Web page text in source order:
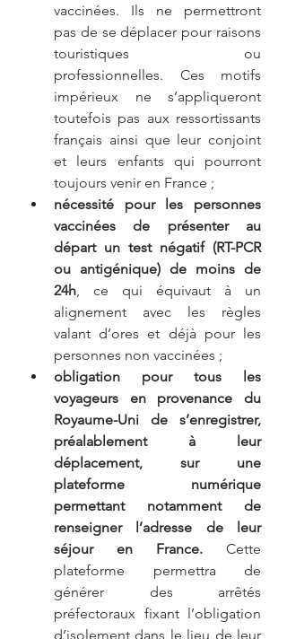
vaccinées. Ils ne permettront
pas de se déplacer pour raisons
touristiques ou
professionnelles. Ces motifs
impérieux ne s’appliqueront
toutefois pas aux ressortissants
français ainsi que leur conjoint
et leurs enfants qui pourront
toujours venir en France ;
nécessité pour les personnes
vaccinées de présenter au
départ un test négatif (RT-PCR
ou antigénique) de moins de
24h , ce qui équivaut à un
alignement avec les règles
valant d’ores et déjà pour les
personnes non vaccinées ;
obligation pour tous les
voyageurs en provenance du
Royaume-Uni de s’enregistrer,
préalablement à leur
déplacement, sur une
plateforme numérique
permettant notamment de
renseigner l’adresse de leur
séjour en France. Cette
plateforme permettra de
générer des arrêtés
préfectoraux fixant l’obligation
d’isolement dans le lieu de leur